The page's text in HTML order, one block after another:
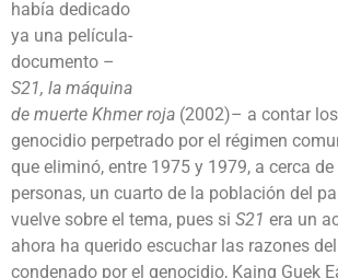
había dedicado
ya una película-
documento –
S21, la máquina
de muerte Khmer roja (2002)– a contar
genocidio perpetrado por el régimen
que eliminó, entre 1975 y 1979, a cerca
personas, un cuarto de la población del
vuelve sobre el tema, pues si S21 era un
ahora ha querido escuchar las razones
condenado por el genocidio, Kaing Guek